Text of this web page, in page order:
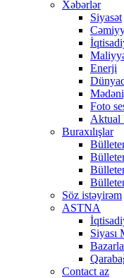
Xəbərlər
Siyasət
Enerji
Foto
Aktual
Buraxılışlar
Söz istəyirəm
ASTNA
Siyası
Contact az